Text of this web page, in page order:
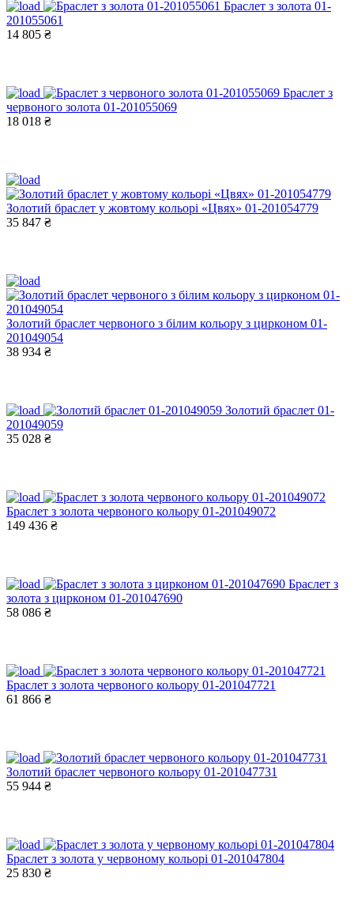
Браслет з золота 01-
201055061
14 805 ₴
Браслет з
червоного золота 01-201055069
18 018 ₴
Золотий браслет у жовтому кольорі «Цвях» 01-201054779
35 847 ₴
Золотий браслет червоного з білим кольору з цирконом 01-
201049054
38 934 ₴
Золотий браслет 01-
201049059
35 028 ₴
Браслет з золота червоного кольору 01-201049072
149 436 ₴
Браслет з
золота з цирконом 01-201047690
58 086 ₴
Браслет з золота червоного кольору 01-201047721
61 866 ₴
Золотий браслет червоного кольору 01-201047731
55 944 ₴
Браслет з золота у червоному кольорі 01-201047804
25 830 ₴